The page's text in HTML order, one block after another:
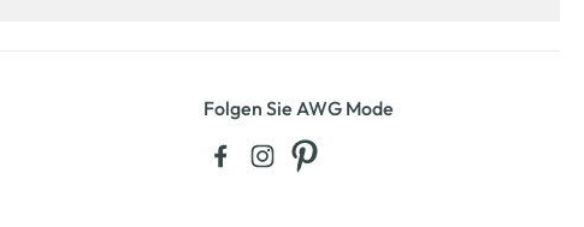
Folgen Sie AWG Mode